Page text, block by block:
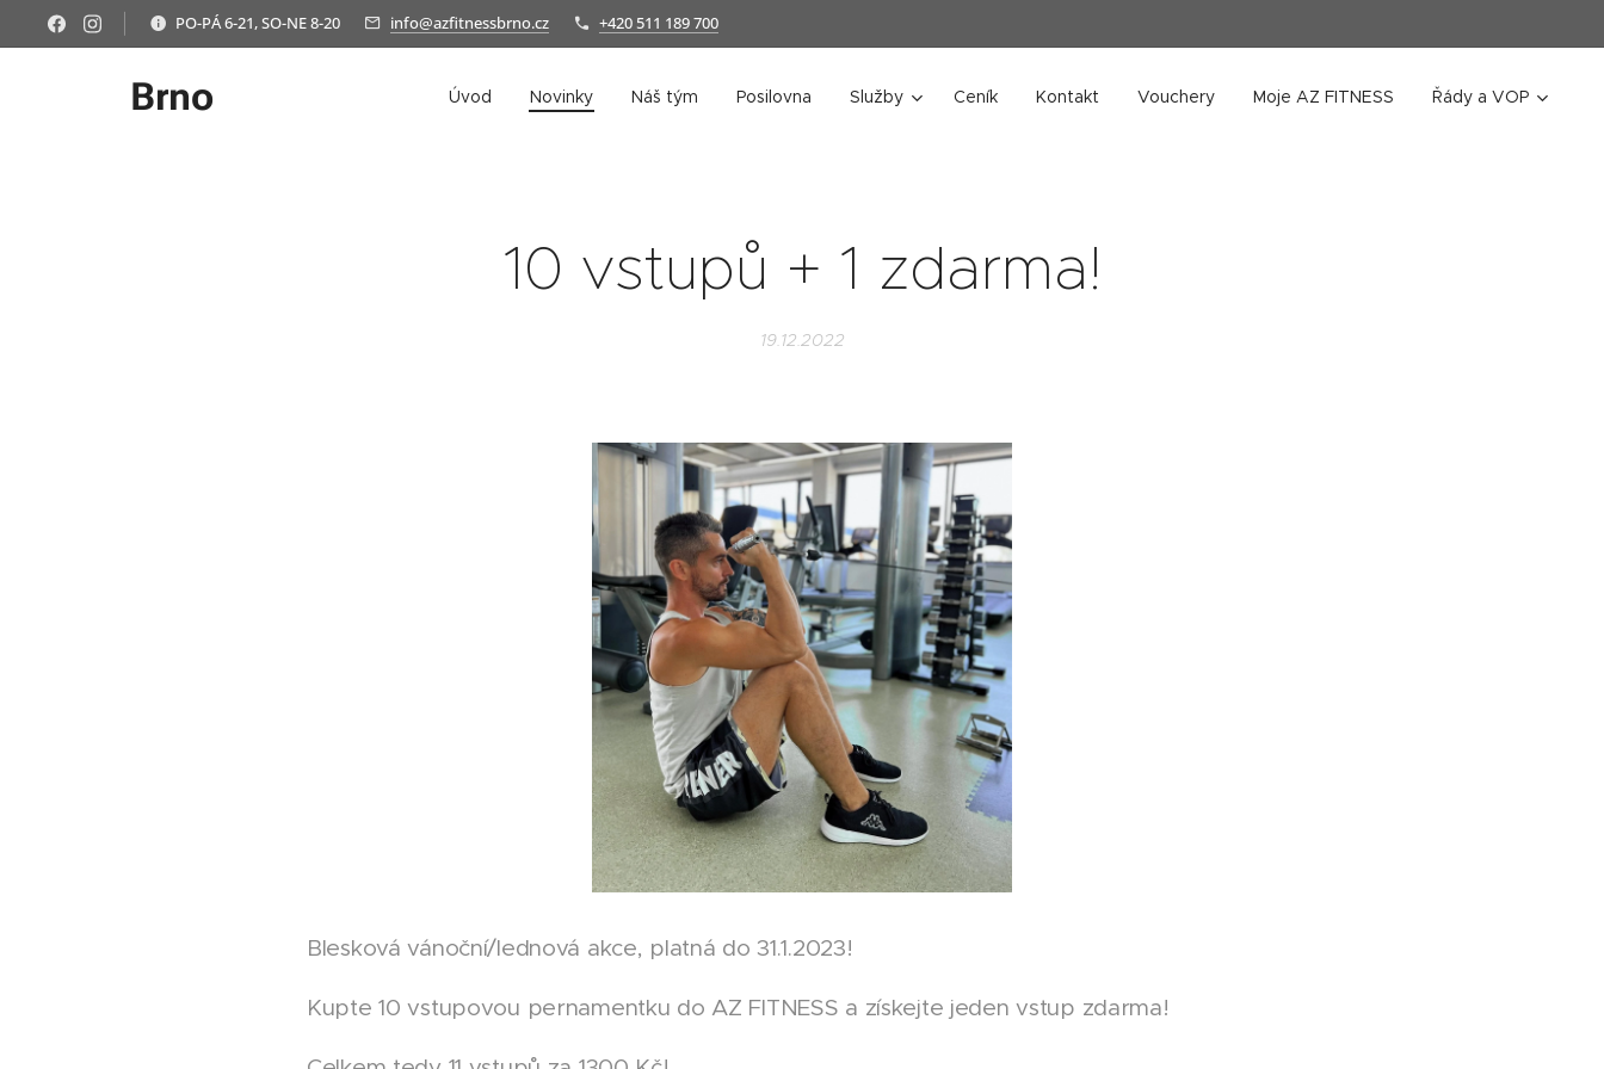
PO-PÁ 6-21, SO-NE 8-20 info@azfitnessbrno.cz +420 511 189 700
Brno Úvod Novinky Náš tým Posilovna Služby Ceník Kontakt Vouchery Moje AZ FITNESS Řády a VOP
10 vstupů + 1 zdarma!
19.12.2022
Blesková vánoční/lednová akce, platná do 31.1.2023!
Kupte 10 vstupovou pernamentku do AZ FITNESS a získejte jeden vstup zdarma!